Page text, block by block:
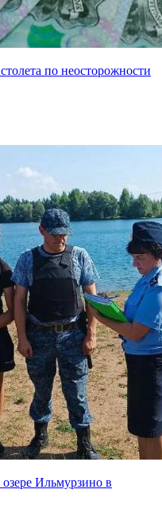
по неосторожности
Ильмурзино в